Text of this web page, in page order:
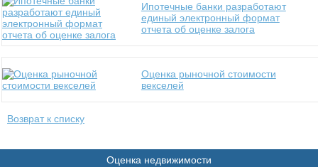
Оценка недвижимости
Ипотечные банки разработают
единый электронный формат
отчета об оценке залога
Оценка рыночной стоимости
векселей
Возврат к списку